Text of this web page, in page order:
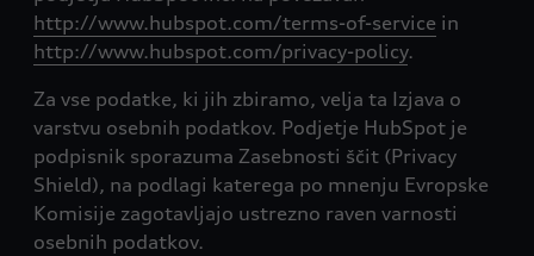
http://www.hubspot.com/terms-of-service in
http://www.hubspot.com/privacy-policy.
Za vse podatke, ki jih zbiramo, velja ta Izjava o
varstvu osebnih podatkov. Podjetje HubSpot je
podpisnik sporazuma Zasebnosti ščit (Privacy
Shield), na podlagi katerega po mnenju Evropske
Komisije zagotavljajo ustrezno raven varnosti
osebnih podatkov.